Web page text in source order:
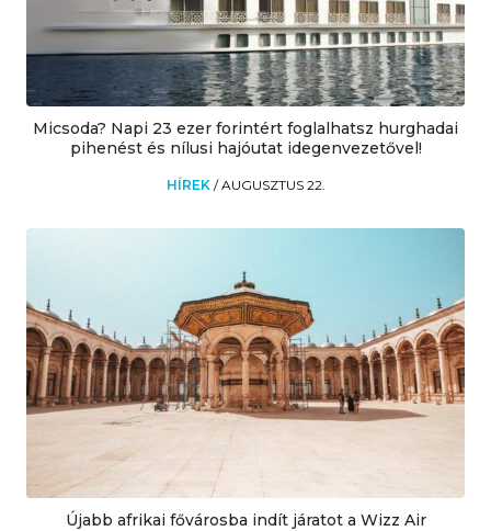
Micsoda? Napi 23 ezer forintért foglalhatsz hurghadai
pihenést és nílusi hajóutat idegenvezetővel!
HÍREK /AUGUSZTUS 22.
Újabb afrikai fővárosba indít járatot a Wizz Air